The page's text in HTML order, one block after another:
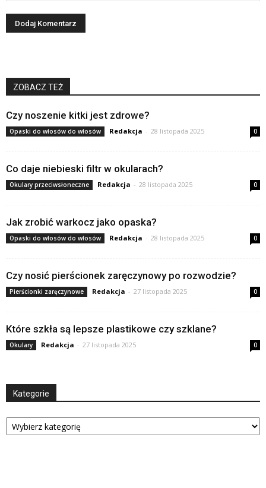
ZOBACZ TEŻ
Czy noszenie kitki jest zdrowe?
Opaski do włosów do włosów Redakcja - 28 listopada 2025 0
Co daje niebieski filtr w okularach?
Okulary przeciwsłoneczne Redakcja - 28 listopada 2025 0
Jak zrobić warkocz jako opaska?
Opaski do włosów do włosów Redakcja - 28 listopada 2025 0
Czy nosić pierścionek zaręczynowy po rozwodzie?
Pierścionki zaręczynowe Redakcja - 27 listopada 2025 0
Które szkła są lepsze plastikowe czy szklane?
Okulary Redakcja - 27 listopada 2025 0
Kategorie
Kategorie